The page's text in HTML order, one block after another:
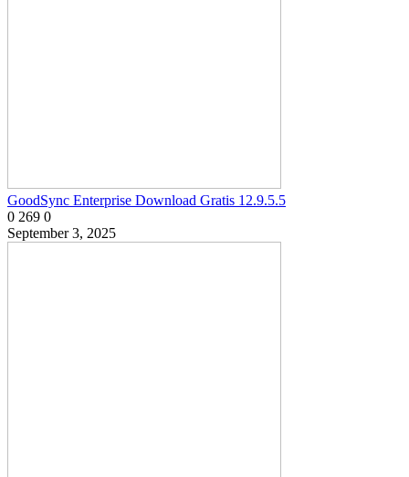
GoodSync Enterprise Download Gratis 12.9.5.5
0 269 0
September 3, 2025